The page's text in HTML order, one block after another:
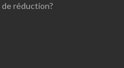
réduction?